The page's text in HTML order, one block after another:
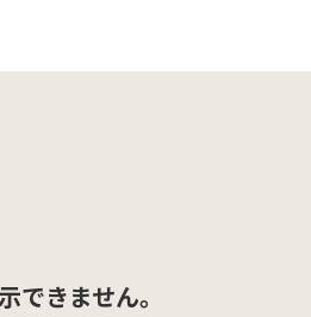
できません。